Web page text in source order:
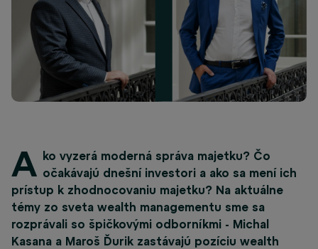
A
ko vyzerá moderná správa majetku? Čo
očakávajú dnešní investori a ako sa mení ich
prístup k zhodnocovaniu majetku? Na aktuálne
témy zo sveta wealth managementu sme sa
rozprávali so špičkovými odborníkmi - Michal
Kasana a Maroš Ďurik zastávajú pozíciu wealth